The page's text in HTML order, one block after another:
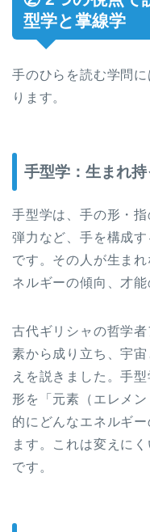
型学と掌線学
手のひらを読む学問
ります。
手型学：生まれ
手型学は、手の形・
弾力など、手を構成
です。その人が生ま
ネルギーの傾向、才
古代ギリシャの哲学
素から成り立ち、宇
えを説きました。手
形を「元素（エレメ
的にどんなエネルギ
ます。これは変えに
です。